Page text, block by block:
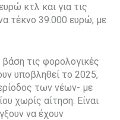
κτλ και για τις
τέκνο 39.000 ευρώ, με
τις φορολογικές
υποβληθεί το 2025,
των νέων- με
χωρίς αίτηση. Είναι
να έχουν